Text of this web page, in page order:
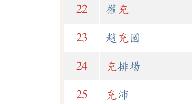
22 權 充
23 趙 充 國
24 充排場
25 充 沛